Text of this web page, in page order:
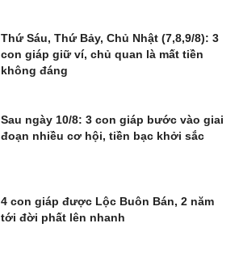
Thứ Sáu, Thứ Bảy, Chủ Nhật (7,8,9/8): 3
con giáp giữ ví, chủ quan là mất tiền
không đáng
Sau ngày 10/8: 3 con giáp bước vào giai
đoạn nhiều cơ hội, tiền bạc khởi sắc
4 con giáp được Lộc Buôn Bán, 2 năm
tới đời phất lên nhanh